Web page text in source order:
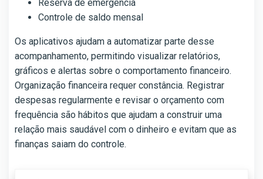
Reserva de emergência
Controle de saldo mensal
Os aplicativos ajudam a automatizar parte desse
acompanhamento, permitindo visualizar relatórios,
gráficos e alertas sobre o comportamento financeiro.
Organização financeira requer constância. Registrar
despesas regularmente e revisar o orçamento com
frequência são hábitos que ajudam a construir uma
relação mais saudável com o dinheiro e evitam que as
finanças saiam do controle.